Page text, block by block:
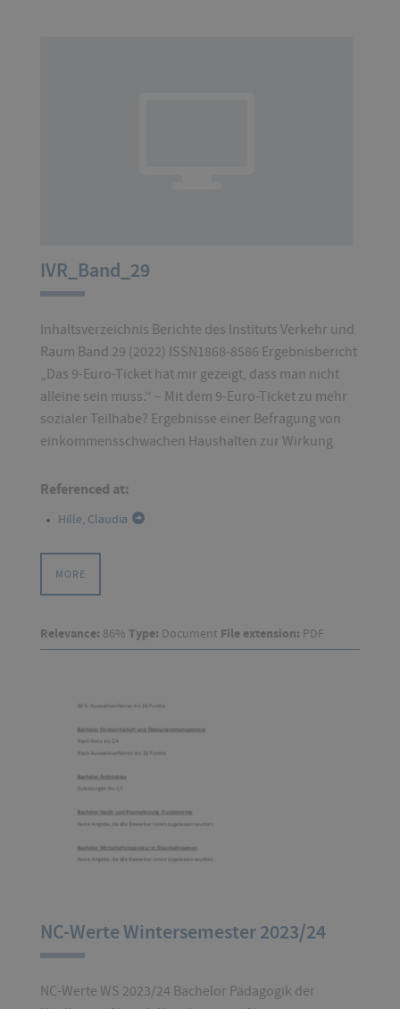
IVR_Band_29
Inhaltsverzeichnis Berichte des Instituts Verkehr und
Raum Band 29 (2022) ISSN1868-8586 Ergebnisbericht
„Das 9-Euro-Ticket hat mir gezeigt, dass man nicht
alleine sein muss.“ – Mit dem 9-Euro-Ticket zu mehr
sozialer Teilhabe? Ergebnisse einer Befragung von
einkommensschwachen Haushalten zur Wirkung
Referenced at:
Hille, Claudia
MORE
Relevance: 86% Type: Document File extension: PDF
NC-Werte Wintersemester 2023/24
NC-Werte WS 2023/24 Bachelor Pädagogik der